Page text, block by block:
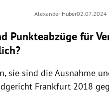
Alexander Huber02.07.2024
Punkteabzüge für
sie sind die Ausnahme
Frankfurt 2018